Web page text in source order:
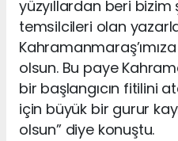
yüzyıllardan beri
temsilcileri olan
olsun. Bu paye
bir başlangıcın fitilini
için büyük bir gurur
olsun” diye konuştu.